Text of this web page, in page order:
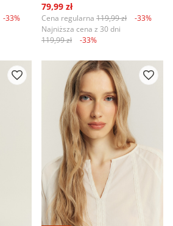
-33%
79,99 zł
Cena regularna 119,99 zł
-33%
Najniższa cena z 30 dni
119,99 zł
-33%